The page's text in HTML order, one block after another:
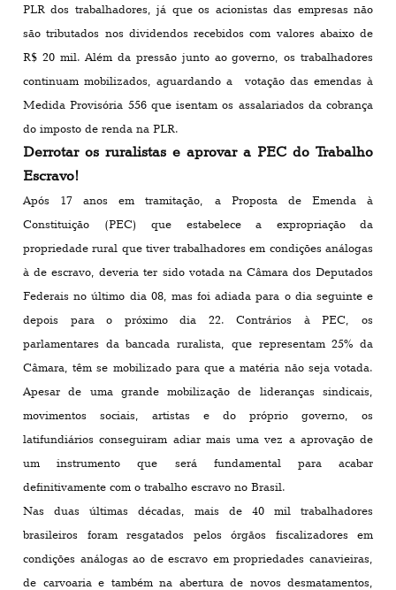
PLR dos trabalhadores, já que os acionistas das empresas não
são tributados nos dividendos recebidos com valores abaixo de
R$ 20 mil. Além da pressão junto ao governo, os trabalhadores
continuam mobilizados, aguardando a votação das emendas à
Medida Provisória 556 que isentam os assalariados da cobrança
do imposto de renda na PLR.
Derrotar os ruralistas e aprovar a PEC do Trabalho
Escravo!
Após 17 anos em tramitação, a Proposta de Emenda à
Constituição (PEC) que estabelece a expropriação da
propriedade rural que tiver trabalhadores em condições análogas
à de escravo, deveria ter sido votada na Câmara dos Deputados
Federais no último dia 08, mas foi adiada para o dia seguinte e
depois para o próximo dia 22. Contrários à PEC, os
parlamentares da bancada ruralista, que representam 25% da
Câmara, têm se mobilizado para que a matéria não seja votada.
Apesar de uma grande mobilização de lideranças sindicais,
movimentos sociais, artistas e do próprio governo, os
latifundiários conseguiram adiar mais uma vez a aprovação de
um instrumento que será fundamental para acabar
definitivamente com o trabalho escravo no Brasil.
Nas duas últimas décadas, mais de 40 mil trabalhadores
brasileiros foram resgatados pelos órgãos fiscalizadores em
condições análogas ao de escravo em propriedades canavieiras,
de carvoaria e também na abertura de novos desmatamentos,